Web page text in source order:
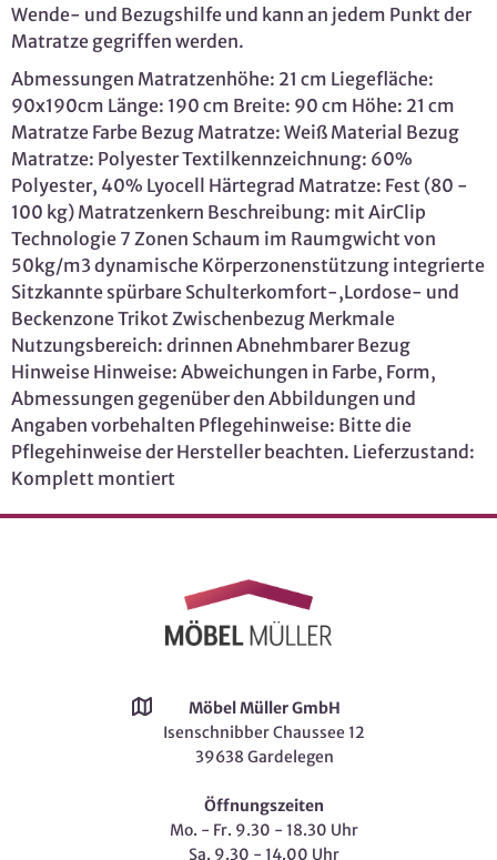
Wende- und Bezugshilfe und kann an jedem Punkt der
Matratze gegriffen werden.
Abmessungen Matratzenhöhe: 21 cm Liegefläche:
90x190cm Länge: 190 cm Breite: 90 cm Höhe: 21 cm
Matratze Farbe Bezug Matratze: Weiß Material Bezug
Matratze: Polyester Textilkennzeichnung: 60%
Polyester, 40% Lyocell Härtegrad Matratze: Fest (80 -
100 kg) Matratzenkern Beschreibung: mit AirClip
Technologie 7 Zonen Schaum im Raumgwicht von
50kg/m3 dynamische Körperzonenstützung integrierte
Sitzkannte spürbare Schulterkomfort-,Lordose- und
Beckenzone Trikot Zwischenbezug Merkmale
Nutzungsbereich: drinnen Abnehmbarer Bezug
Hinweise Hinweise: Abweichungen in Farbe, Form,
Abmessungen gegenüber den Abbildungen und
Angaben vorbehalten Pflegehinweise: Bitte die
Pflegehinweise der Hersteller beachten. Lieferzustand:
Komplett montiert
Möbel Müller GmbH
Isenschnibber Chaussee 12
39638 Gardelegen
Öffnungszeiten
Mo. - Fr. 9.30 - 18.30 Uhr
Sa. 9.30 - 14.00 Uhr